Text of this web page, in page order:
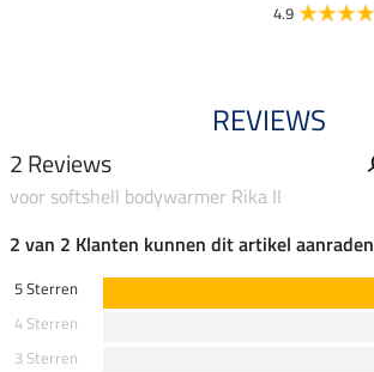
4.9
REVIEWS
2 Reviews
voor softshell bodywarmer Rika II
2 van 2 Klanten kunnen dit artikel aanraden
5 Sterren
4 Sterren
3 Sterren